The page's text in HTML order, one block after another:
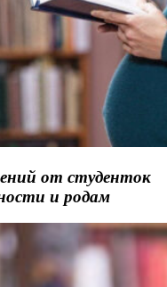
от студенток
и родам